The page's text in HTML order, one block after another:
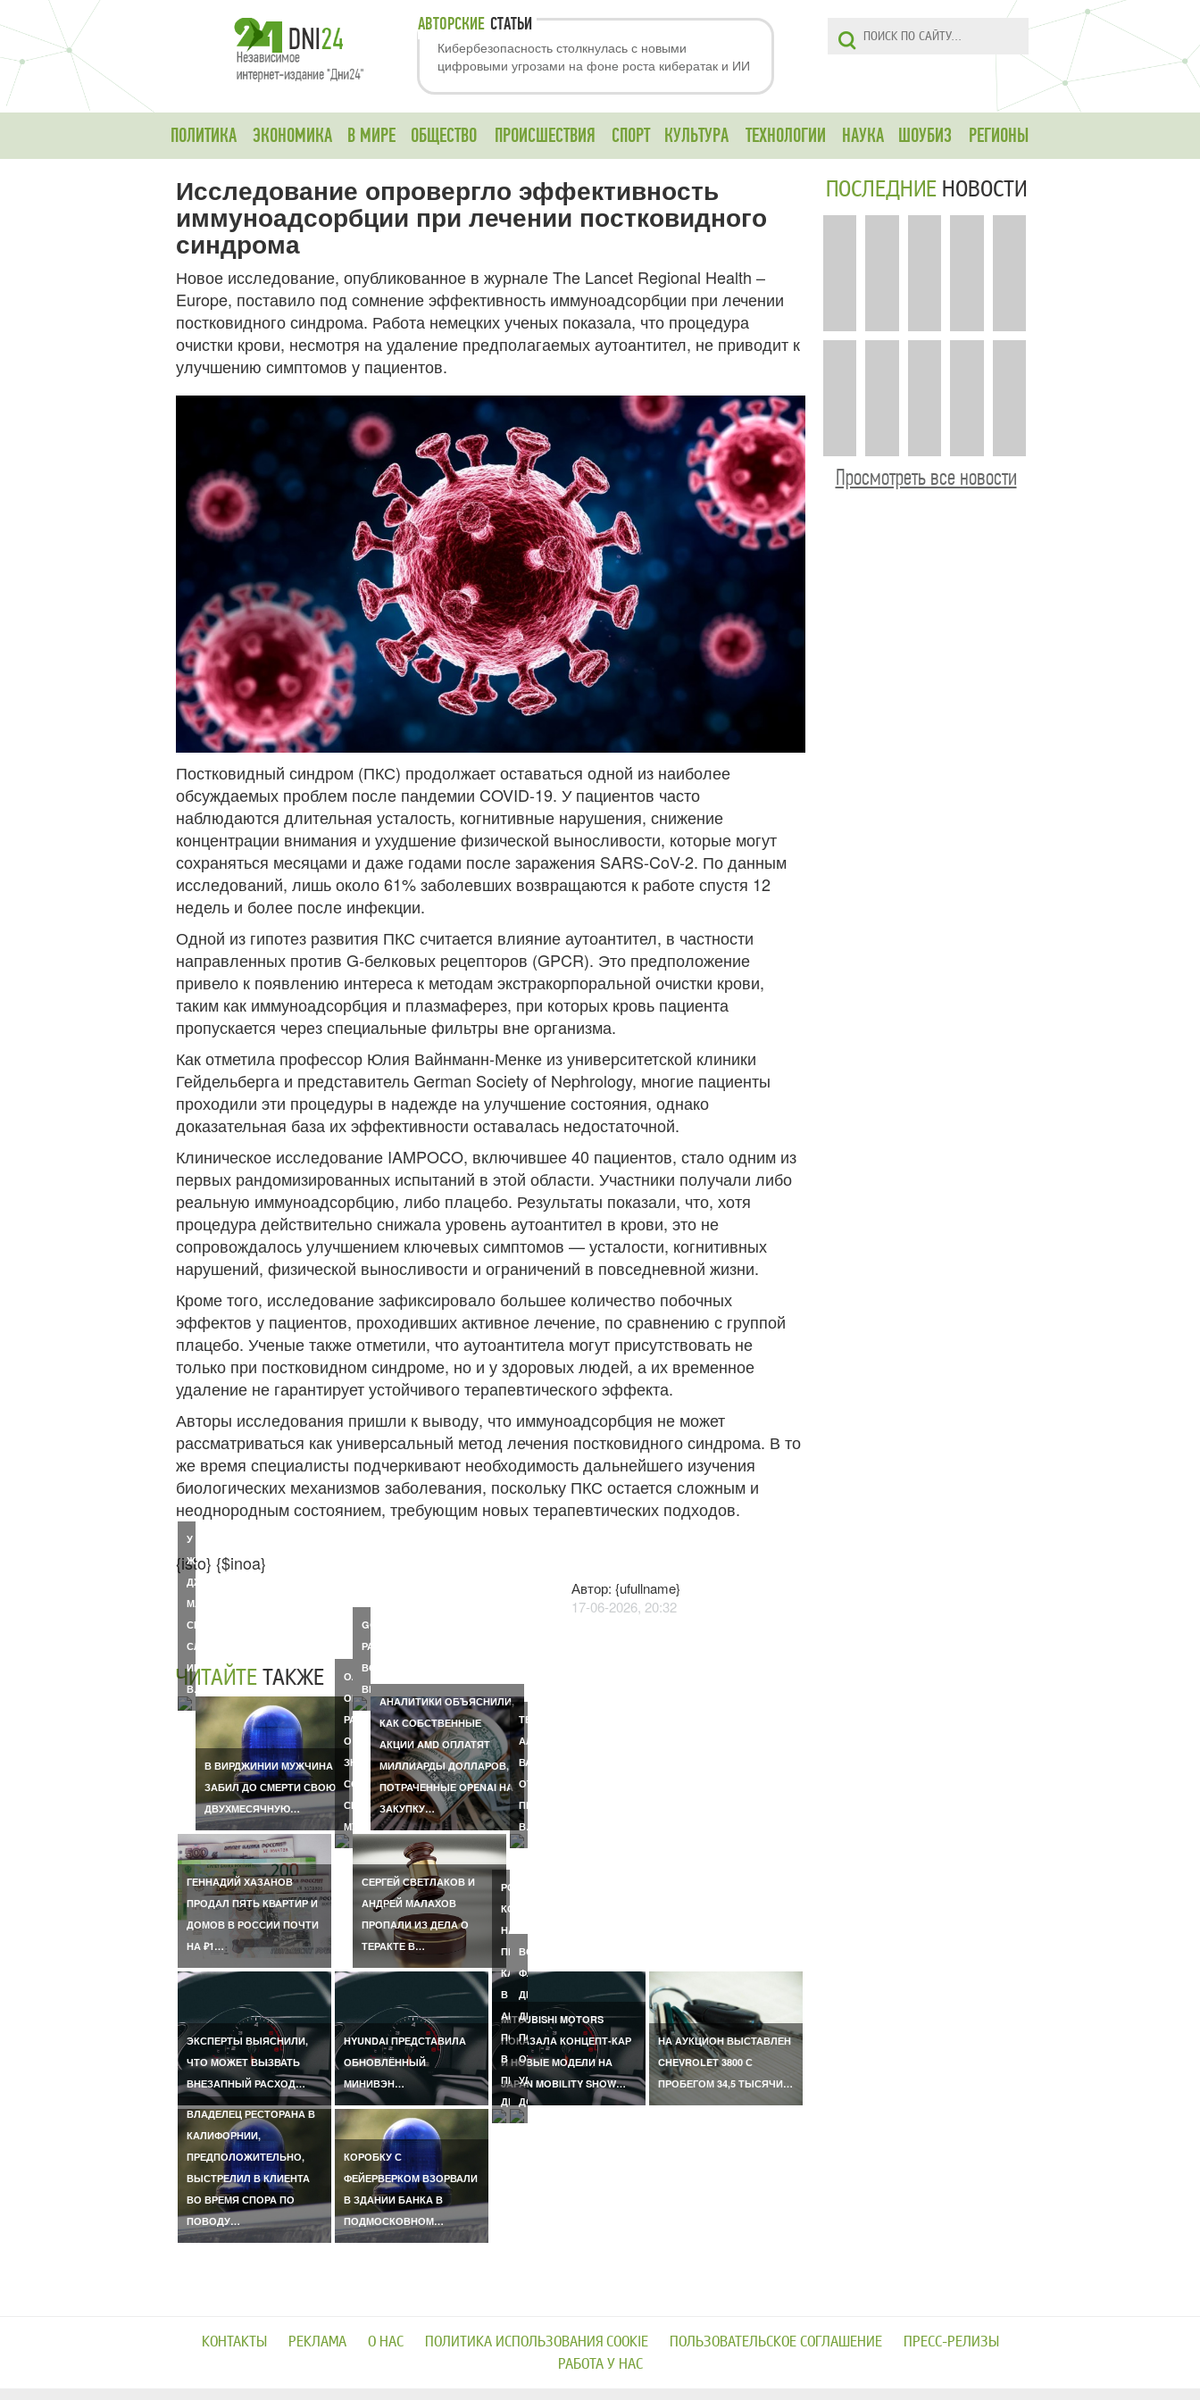
АВТОРСКИЕ СТАТЬИ
Кибербезопасность столкнулась с новыми
цифровыми угрозами на фоне роста кибератак и ИИ
ПОЛИТИКА ЭКОНОМИКА В МИРЕ ОБЩЕСТВО ПРОИСШЕСТВИЯ СПОРТ КУЛЬТУРА ТЕХНОЛОГИИ НАУКА ШОУБИЗ РЕГИОНЫ
Исследование опровергло эффективность
иммуноадсорбции при лечении постковидного
синдрома
Новое исследование, опубликованное в журнале The Lancet Regional Health –
Europe, поставило под сомнение эффективность иммуноадсорбции при лечении
постковидного синдрома. Работа немецких ученых показала, что процедура
очистки крови, несмотря на удаление предполагаемых аутоантител, не приводит к
улучшению симптомов у пациентов.
Постковидный синдром (ПКС) продолжает оставаться одной из наиболее
обсуждаемых проблем после пандемии COVID-19. У пациентов часто
наблюдаются длительная усталость, когнитивные нарушения, снижение
концентрации внимания и ухудшение физической выносливости, которые могут
сохраняться месяцами и даже годами после заражения SARS-CoV-2. По данным
исследований, лишь около 61% заболевших возвращаются к работе спустя 12
недель и более после инфекции.
Одной из гипотез развития ПКС считается влияние аутоантител, в частности
направленных против G-белковых рецепторов (GPCR). Это предположение
привело к появлению интереса к методам экстракорпоральной очистки крови,
таким как иммуноадсорбция и плазмаферез, при которых кровь пациента
пропускается через специальные фильтры вне организма.
Как отметила профессор Юлия Вайнманн-Менке из университетской клиники
Гейдельберга и представитель German Society of Nephrology, многие пациенты
проходили эти процедуры в надежде на улучшение состояния, однако
доказательная база их эффективности оставалась недостаточной.
Клиническое исследование IAMPOCO, включившее 40 пациентов, стало одним из
первых рандомизированных испытаний в этой области. Участники получали либо
реальную иммуноадсорбцию, либо плацебо. Результаты показали, что, хотя
процедура действительно снижала уровень аутоантител в крови, это не
сопровождалось улучшением ключевых симптомов — усталости, когнитивных
нарушений, физической выносливости и ограничений в повседневной жизни.
Кроме того, исследование зафиксировало большее количество побочных
эффектов у пациентов, проходивших активное лечение, по сравнению с группой
плацебо. Ученые также отметили, что аутоантитела могут присутствовать не
только при постковидном синдроме, но и у здоровых людей, а их временное
удаление не гарантирует устойчивого терапевтического эффекта.
Авторы исследования пришли к выводу, что иммуноадсорбция не может
рассматриваться как универсальный метод лечения постковидного синдрома. В то
же время специалисты подчеркивают необходимость дальнейшего изучения
биологических механизмов заболевания, поскольку ПКС остается сложным и
неоднородным состоянием, требующим новых терапевтических подходов.
{isto} {$inoa}
Автор: {ufullname}
17-06-2026, 20:32
ЧИТАЙТЕТАКЖЕ
У
ЖЕНЫ
ДЖОНА
МАККЕЙНА
СИНДИ
СЛУЧИЛСЯ
ИНСУЛЬТ
В…
В ВИРДЖИНИИ МУЖЧИНА
ЗАБИЛ ДО СМЕРТИ СВОЮ
ДВУХМЕСЯЧНУЮ…
GOOGLE
РАСШИРИЛА
ВОЗМОЖНОСТИ
ВИРТУАЛЬНОЙ…
АНАЛИТИКИ ОБЪЯСНИЛИ,
КАК СОБСТВЕННЫЕ
АКЦИИ AMD ОПЛАТЯТ
МИЛЛИАРДЫ ДОЛЛАРОВ,
ПОТРАЧЕННЫЕ OPENAI НА
ЗАКУПКУ…
ГЕННАДИЙ ХАЗАНОВ
ПРОДАЛ ПЯТЬ КВАРТИР И
ДОМОВ В РОССИИ ПОЧТИ
НА ₽1…
ОЛЬГА
ОРЛОВА
РАССКАЗАЛА
О
ЗНАКОМСТВЕ
СО
СВОИМ
МУЖЕМ…
СЕРГЕЙ СВЕТЛАКОВ И
АНДРЕЙ МАЛАХОВ
ПРОПАЛИ ИЗ ДЕЛА О
ТЕРАКТЕ В…
ТЕЛЕВЕДУЩИЙ
АЛЕКСАНДР
ВАСИЛЬЕВ
ОТКАЗАЛСЯ
ПРИЕЗЖАТЬ
В…
ЭКСПЕРТЫ ВЫЯСНИЛИ,
ЧТО МОЖЕТ ВЫЗВАТЬ
ВНЕЗАПНЫЙ РАСХОД…
HYUNDAI ПРЕДСТАВИЛА
ОБНОВЛЁННЫЙ
МИНИВЭН…
MITSUBISHI MOTORS
ПОКАЗАЛА КОНЦЕПТ-КАР
И НОВЫЕ МОДЕЛИ НА
JAPAN MOBILITY SHOW…
НА АУКЦИОН ВЫСТАВЛЕН
CHEVROLET 3800 С
ПРОБЕГОМ 34,5 ТЫСЯЧИ…
ВЛАДЕЛЕЦ РЕСТОРАНА В
КАЛИФОРНИИ,
ПРЕДПОЛОЖИТЕЛЬНО,
ВЫСТРЕЛИЛ В КЛИЕНТА
ВО ВРЕМЯ СПОРА ПО
ПОВОДУ…
КОРОБКУ С
ФЕЙЕРВЕРКОМ ВЗОРВАЛИ
В ЗДАНИИ БАНКА В
ПОДМОСКОВНОМ…
РОССИЯНКА,
КОТОРУЮ
НАСМЕРТЬ
ПЕРЕЕХАЛ
КАТЕР
В
АНТАЛЬЕ,
ПОГИБЛА
В
ПЕРВЫЙ
ДЕНЬ…
ВО
ФЛОРИДЕ
ДВУХЛЕТНЯЯ
ДЕВОЧКА
ПОГИБЛА
ОТ
УДАРА
ДОМАШНЕГО…
ПОСЛЕДНИЕ НОВОСТИ
Просмотреть все новости
КОНТАКТЫ РЕКЛАМА О НАС ПОЛИТИКА ИСПОЛЬЗОВАНИЯ COOKIE ПОЛЬЗОВАТЕЛЬСКОЕ СОГЛАШЕНИЕ
ПРЕСС-РЕЛИЗЫ
РАБОТА У НАС